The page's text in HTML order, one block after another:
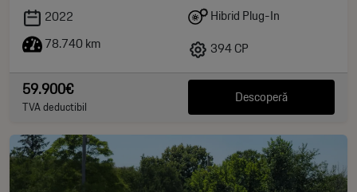
2022
78.740 km
Hibrid Plug-In
394 CP
59.900€
TVA deductibil Descoperă